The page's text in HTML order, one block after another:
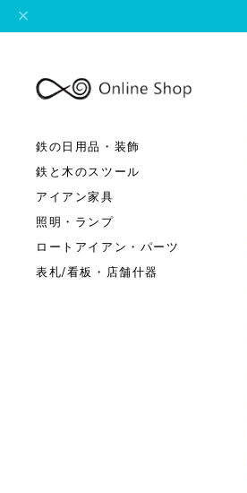
鉄の日用品・装飾
鉄と木のスツール
アイアン家具
照明・ランプ
ロートアイアン・パーツ
表札/看板・店舗什器